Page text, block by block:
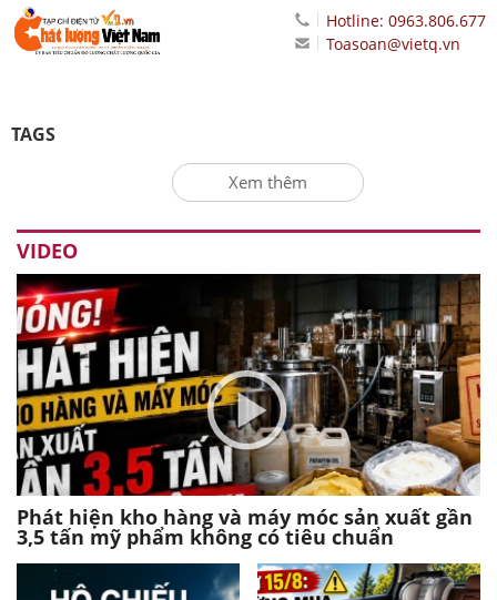
Hotline: 0963.806.677
Toasoan@vietq.vn
TAGS
Xem thêm
VIDEO
Phát hiện kho hàng và máy móc sản xuất gần
3,5 tấn mỹ phẩm không có tiêu chuẩn